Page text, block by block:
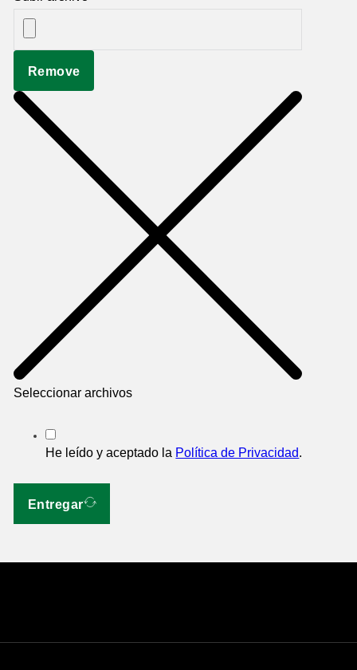
Remove
Seleccionar archivos
He leído y aceptado la Política de Privacidad.
Entregar